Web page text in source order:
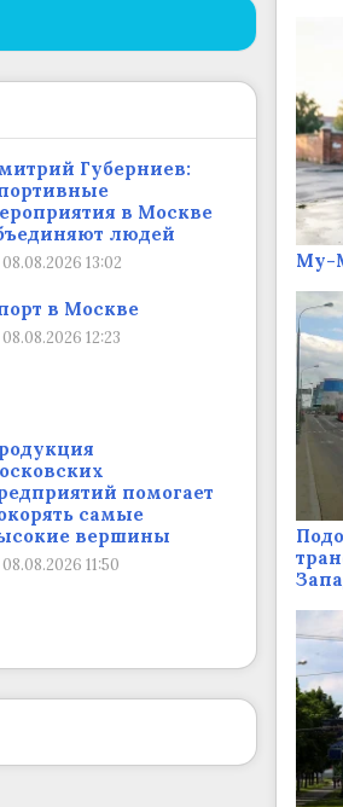
Губерниев:
в Москве
людей
08.08.2026 13:02
в Москве
08.08.2026 12:23
помогает
самые
вершины
08.08.2026 11:50
Му-